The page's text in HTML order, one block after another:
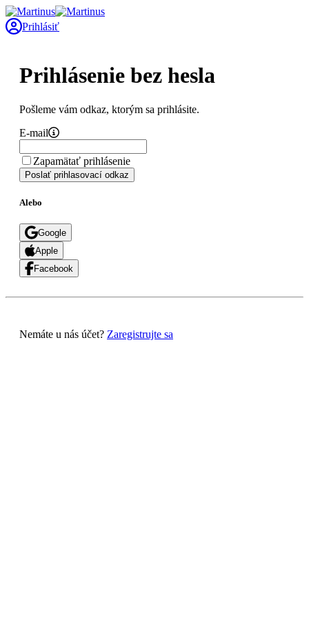
Prihlásiť
Prihlásenie bez hesla
Pošleme vám odkaz, ktorým sa prihlásite.
E-mail
Zapamätať prihlásenie
Poslať prihlasovací odkaz
Alebo
Google
Apple
Facebook
Nemáte u nás účet? Zaregistrujte sa